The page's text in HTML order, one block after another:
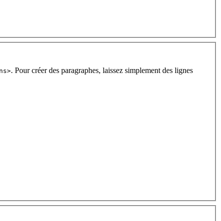
. Pour créer des paragraphes, laissez simplement des lignes